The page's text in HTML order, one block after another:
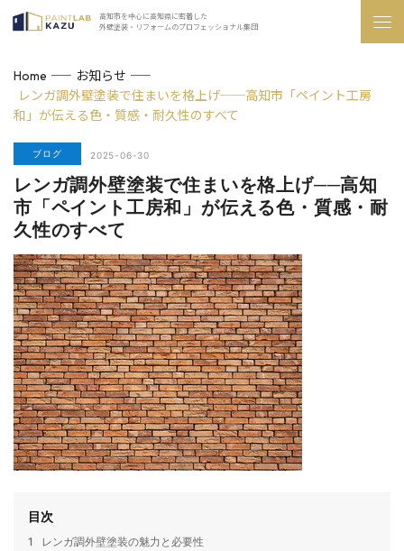
高知市を中心に高知県に密着した
外壁塗装・リフォームのプロフェッショナル集団
Home
お知らせ
レンガ調外壁塗装で住まいを格上げ──高知市「ペイント工房
和」が伝える色・質感・耐久性のすべて
ブログ 2025-06-30
レンガ調外壁塗装で住まいを格上げ──高知
市「ペイント工房和」が伝える色・質感・耐
久性のすべて
目次
1 レンガ調外壁塗装の魅力と必要性